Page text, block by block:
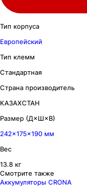
Тип корпуса
Европейский
Тип клемм
Стандартная
Страна производитель
КАЗАХСТАН
Размер (Д×Ш×В)
242×175×190 мм
Вес
13.8 кг
Смотрите также
Аккумуляторы CRONA